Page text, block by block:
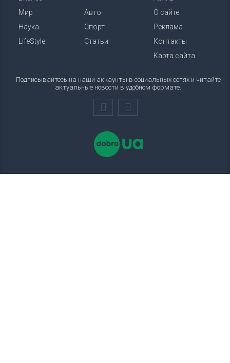
Мир
Наука
LifeStyle
Авто
Спорт
Статьи
О сайте
Реклама
Контакты
Карта сайта
Подписывайтесь на наши аккаунты в социальных сетях и читайте
актуальные новости в удобном формате.